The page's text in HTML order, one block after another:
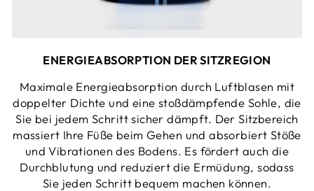
ENERGIEABSORPTION DER SITZREGION
Maximale Energieabsorption durch Luftblasen mit
doppelter Dichte und eine stoßdämpfende Sohle, die
Sie bei jedem Schritt sicher dämpft. Der Sitzbereich
massiert Ihre Füße beim Gehen und absorbiert Stöße
und Vibrationen des Bodens. Es fördert auch die
Durchblutung und reduziert die Ermüdung, sodass
Sie jeden Schritt bequem machen können.